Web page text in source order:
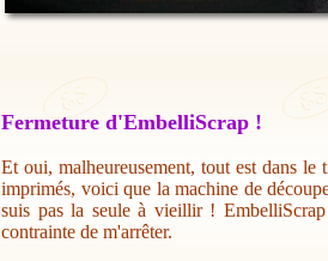
Fermeture d'EmbelliScrap !
Et oui, malheureusement, tout est dans
imprimés, voici que la machine de
suis pas la seule à vieillir !
contrainte de m'arrêter.